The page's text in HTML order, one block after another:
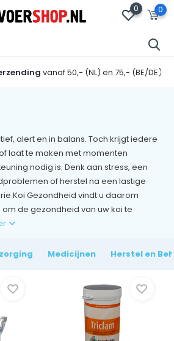
0 0
vanaf 50,- (NL) en 75,- (BE/DE)
alert en in balans. Toch krijgt iedere
laat te maken met momenten
nodig is. Denk aan stress, een
of herstel na een lastige
Koi Gezondheid vindt u daarom
de gezondheid van uw koi te
Medicijnen Herstel en